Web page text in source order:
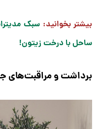
بیشتر بخوانید: سبک
ساحل با درخت زیتون!
برداشت و مراقبت‌های